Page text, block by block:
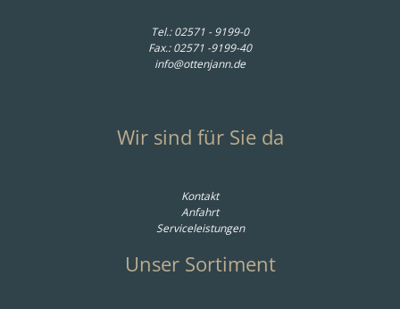
Tel.:02571 - 9199-0
Fax.: 02571 -9199-40
info@ottenjann.de
Wir sind für Sie da
Kontakt
Anfahrt
Serviceleistungen
Unser Sortiment